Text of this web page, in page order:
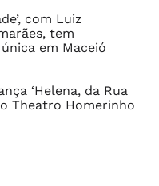
com Luiz
tem
em Maceió
‘Helena, da Rua
Theatro Homerinho